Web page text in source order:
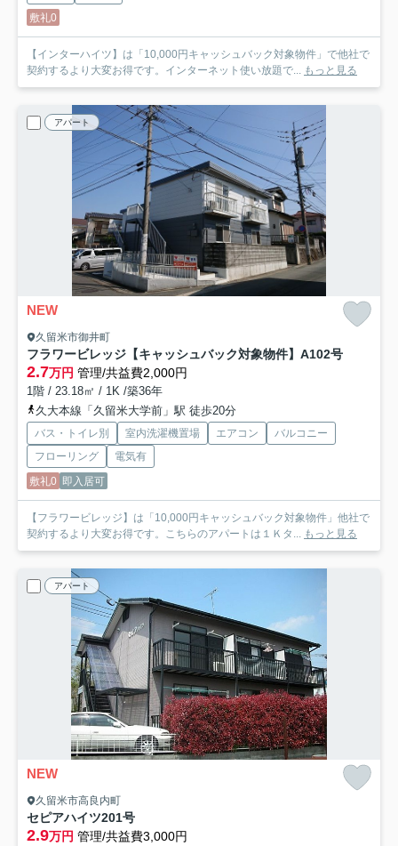
敷礼0
【インターハイツ】は「10,000円キャッシュバック対象物件」で他社で
契約するより大変お得です。インターネット使い放題で...
もっと見る
アパート
NEW
久留米市御井町
フラワービレッジ【キャッシュバック対象物件】 A102号
2.7万円 管理/共益費2,000円
1階 / 23.18㎡ / 1K /築36年
久大本線「久留米大学前」駅 徒歩20分
バス・トイレ別 室内洗濯機置場 エアコン
バルコニー
フローリング
電気有
敷礼0 即入居可
【フラワービレッジ】は「10,000円キャッシュバック対象物件」他社で
契約するより大変お得です。こちらのアパートは１Ｋタ...
もっと見る
アパート
NEW
久留米市高良内町
セピアハイツ201号
2.9万円 管理/共益費3,000円